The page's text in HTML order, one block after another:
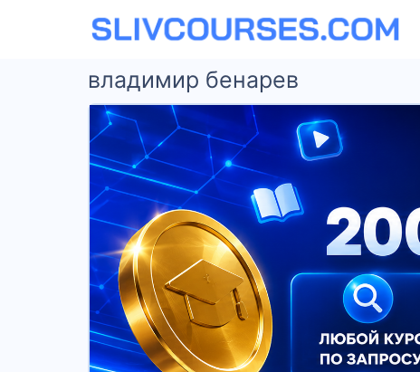
владимир бенарев